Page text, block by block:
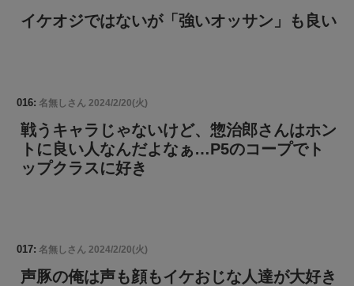
イケオジではないが「強いオッサン」も良い
016: 名無しさん 2024/2/20(火)
戦うキャラじゃないけど、惣治郎さんはホン
トに良い人なんだよなぁ…P5のコープでト
ップクラスに好き
017: 名無しさん 2024/2/20(火)
声豚の俺は声も顔もイケおじな人達が大好き